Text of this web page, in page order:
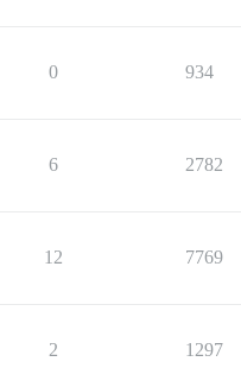
0 934
6 2782
12 7769
2 1297